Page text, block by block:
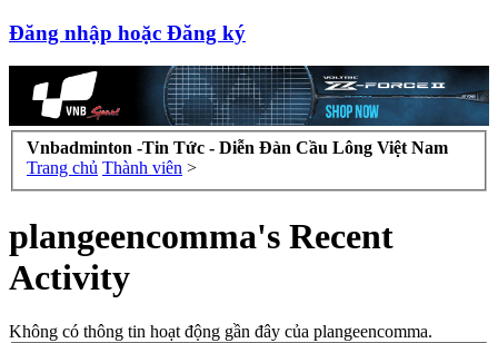
Đăng nhập hoặc Đăng ký
Vnbadminton -Tin Tức - Diễn Đàn Cầu Lông Việt Nam
Trang chủ Thành viên >
plangeencomma's Recent
Activity
Không có thông tin hoạt động gần đây của plangeencomma.